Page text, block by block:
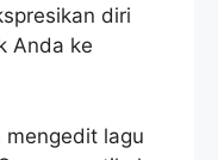
diri
Anda ke
mengedit lagu